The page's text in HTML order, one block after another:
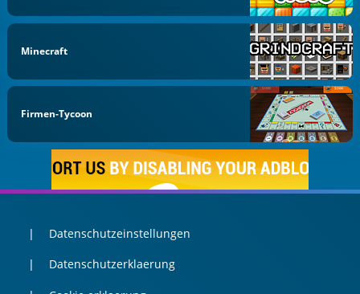
Minecraft
Firmen-Tycoon
Datenschutzeinstellungen
Datenschutzerklaerung